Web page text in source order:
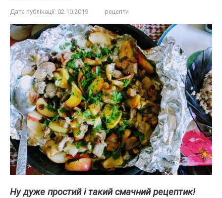
Дата публікації: 02.10.2019 рецепти
Ну дуже простий і такий смачний рецептик!